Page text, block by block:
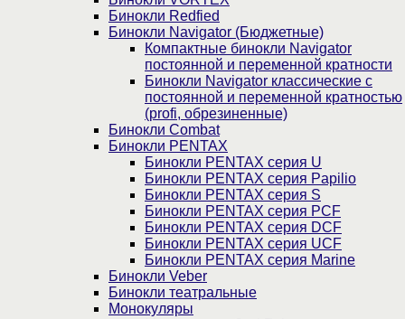
Бинокли Redfied
Бинокли Navigator (Бюджетные)
Компактные бинокли Navigator
постоянной и переменной кратности
Бинокли Navigator классические с
постоянной и переменной кратностью
(profi, обрезиненные)
Бинокли Combat
Бинокли PENTAX
Бинокли PENTAX серия U
Бинокли PENTAX серия Papilio
Бинокли PENTAX серия S
Бинокли PENTAX серия PCF
Бинокли PENTAX серия DCF
Бинокли PENTAX серия UCF
Бинокли PENTAX серия Marine
Бинокли Veber
Бинокли театральные
Монокуляры